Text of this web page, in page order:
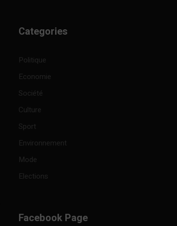
Categories
Politique
Economie
Société
Culture
Sport
Environnement
Mode
Elections
Facebook Page